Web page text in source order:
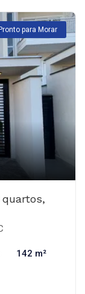
Pronto para Morar
quartos,
142 m²